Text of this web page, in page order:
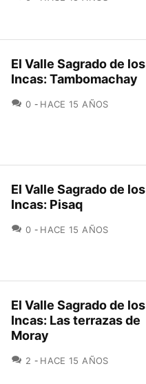
El Valle Sagrado de los
Incas: Tambomachay
0 COMENTARIOS
HACE 15 AÑOS
El Valle Sagrado de los
Incas: Pisaq
0 COMENTARIOS
HACE 15 AÑOS
El Valle Sagrado de los
Incas: Las terrazas de
Moray
2 COMENTARIOS
HACE 15 AÑOS